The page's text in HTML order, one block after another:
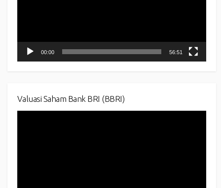
00:00 56:51
Valuasi Saham Bank BRI (BBRI)